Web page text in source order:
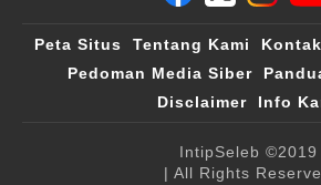
Peta Situs Tentang Kami
Pedoman Media Siber
Disclaimer
Info
IntipSeleb ©2019
| All Rights